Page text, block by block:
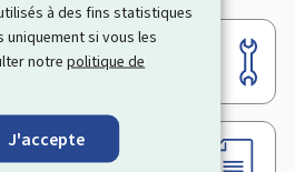
à des fins statistiques
si vous les
notrepolitique de
J'accepte
Formulaires